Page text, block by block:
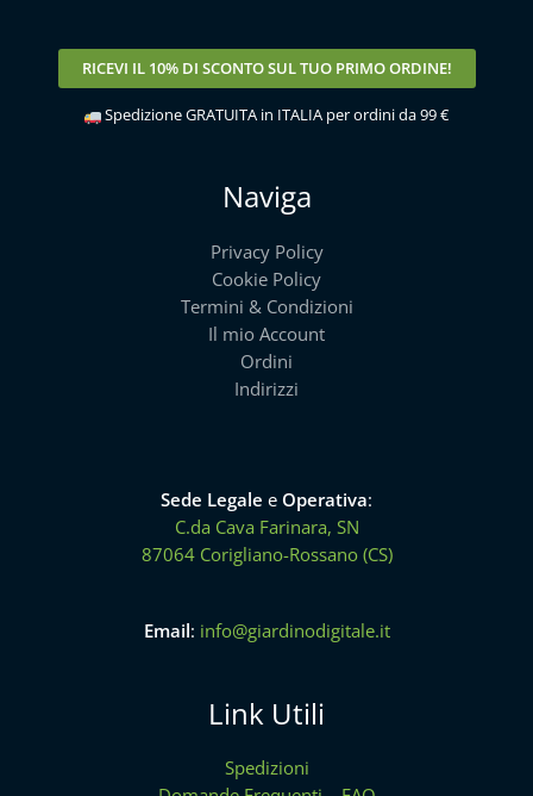
RICEVI IL 10% DI SCONTOSUL TUO PRIMO ORDINE!
Spedizione GRATUITA in ITALIA per ordini da 99 €
Naviga
Privacy Policy
Cookie Policy
Termini & Condizioni
Il mio Account
Ordini
Indirizzi
Sede Legale e Operativa:
C.da Cava Farinara, SN
87064 Corigliano-Rossano (CS)
Email: info@giardinodigitale.it
Link Utili
Spedizioni